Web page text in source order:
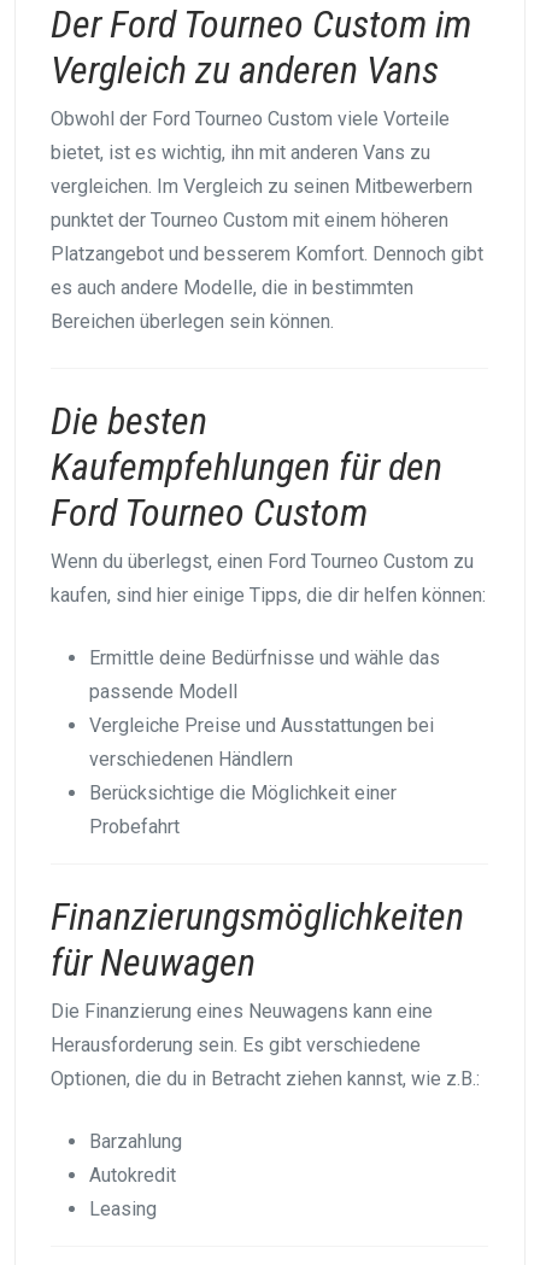
Der Ford Tourneo Custom im
Vergleich zu anderen Vans
Obwohl der Ford Tourneo Custom viele Vorteile
bietet, ist es wichtig, ihn mit anderen Vans zu
vergleichen. Im Vergleich zu seinen Mitbewerbern
punktet der Tourneo Custom mit einem höheren
Platzangebot und besserem Komfort. Dennoch gibt
es auch andere Modelle, die in bestimmten
Bereichen überlegen sein können.
Die besten
Kaufempfehlungen für den
Ford Tourneo Custom
Wenn du überlegst, einen Ford Tourneo Custom zu
kaufen, sind hier einige Tipps, die dir helfen können:
Ermittle deine Bedürfnisse und wähle das
passende Modell
Vergleiche Preise und Ausstattungen bei
verschiedenen Händlern
Berücksichtige die Möglichkeit einer
Probefahrt
Finanzierungsmöglichkeiten
für Neuwagen
Die Finanzierung eines Neuwagens kann eine
Herausforderung sein. Es gibt verschiedene
Optionen, die du in Betracht ziehen kannst, wie z.B.:
Barzahlung
Autokredit
Leasing